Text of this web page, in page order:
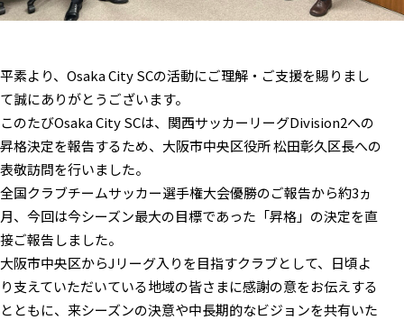
平素より、Osaka City SCの活動にご理解・ご支援を賜りまし
て誠にありがとうございます。
このたびOsaka City SCは、関西サッカーリーグDivision2への
昇格決定を報告するため、大阪市中央区役所 松田彰久区長への
表敬訪問を行いました。
全国クラブチームサッカー選手権大会優勝のご報告から約3ヵ
月、今回は今シーズン最大の目標であった「昇格」の決定を直
接ご報告しました。
大阪市中央区からJリーグ入りを目指すクラブとして、日頃よ
り支えていただいている地域の皆さまに感謝の意をお伝えする
とともに、来シーズンの決意や中長期的なビジョンを共有いた